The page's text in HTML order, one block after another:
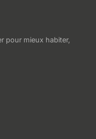
pour mieux habiter,